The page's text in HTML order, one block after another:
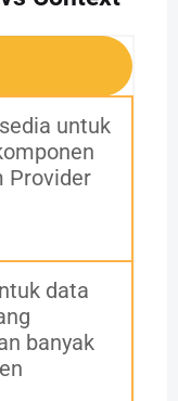
untuk
Provider
data
banyak